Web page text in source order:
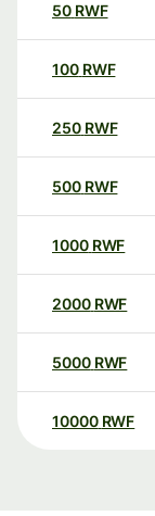
50 RWF
100 RWF
250 RWF
500 RWF
1000 RWF
2000 RWF
5000 RWF
10000 RWF